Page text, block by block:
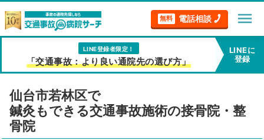
無料 電話相談 menu
LINE登録者限定！
「交通事故：より良い通院先の選び方」
LINEに
登録
仙台市若林区で
鍼灸もできる交通事故施術の接骨院・整
骨院